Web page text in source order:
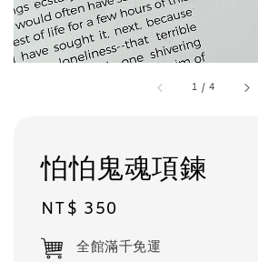
1 /4
怕怕鬼魂項鍊
Regular
price
NT$ 350
全館滿千免運